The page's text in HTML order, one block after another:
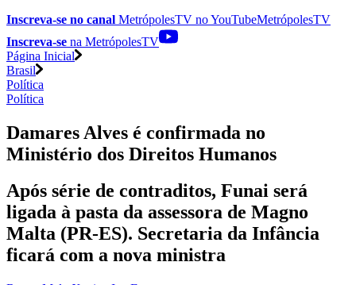
Inscreva-se no canal MetrópolesTV noYouTubeMetrópolesTV
Inscreva-se na MetrópolesTV
Página Inicial
Brasil
Política
Política
Damares Alves é confirmada no
Ministério dos Direitos Humanos
Após série de contraditos, Funai será
ligada à pasta da assessora de Magno
Malta (PR-ES). Secretaria da Infância
ficará com a nova ministra